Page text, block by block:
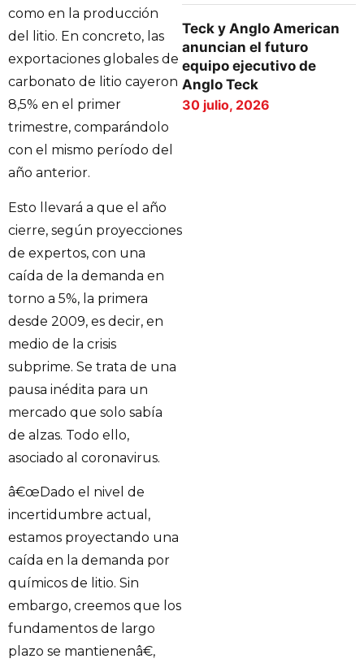
como en la producción
del litio. En concreto, las
exportaciones globales de
carbonato de litio cayeron
8,5% en el primer
trimestre, comparándolo
con el mismo período del
año anterior.
Esto llevará a que el año
cierre, según proyecciones
de expertos, con una
caída de la demanda en
torno a 5%, la primera
desde 2009, es decir, en
medio de la crisis
subprime. Se trata de una
pausa inédita para un
mercado que solo sabía
de alzas. Todo ello,
asociado al coronavirus.
â€œDado el nivel de
incertidumbre actual,
estamos proyectando una
caída en la demanda por
químicos de litio. Sin
embargo, creemos que los
fundamentos de largo
plazo se mantienenâ€,
Teck y Anglo American
anuncian el futuro
equipo ejecutivo de
Anglo Teck
30 julio, 2026